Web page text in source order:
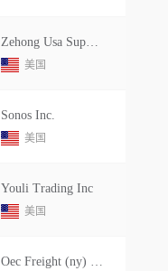
Zehong Usa Supply Chain
美国
Sonos Inc.
美国
Youli Trading Inc
美国
Oec Freight (ny) Inc.